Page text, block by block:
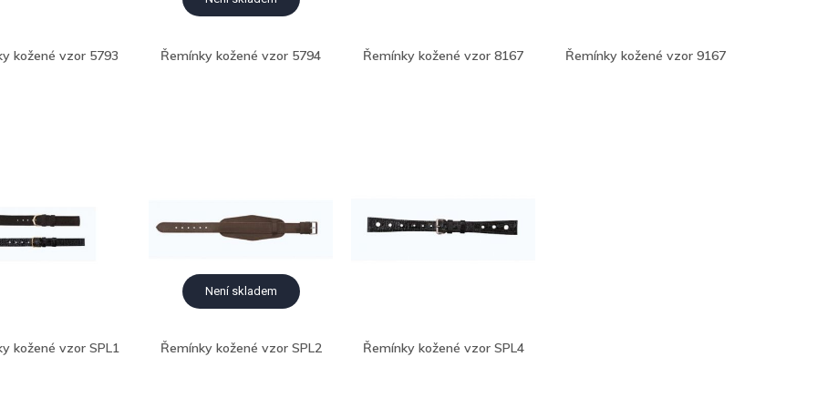
kožené vzor 5793 Řemínky kožené vzor 5794 Řemínky kožené vzor 8167 Řemínky kožené vzor 9167
kožené vzor SPL1
Není skladem
Řemínky kožené vzor SPL2 Řemínky kožené vzor SPL4